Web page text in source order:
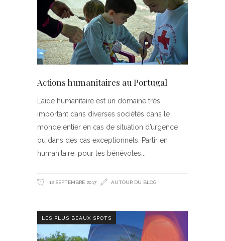
Actions humanitaires au Portugal
L’aide humanitaire est un domaine très
important dans diverses sociétés dans le
monde entier en cas de situation d’urgence
ou dans des cas exceptionnels. Partir en
humanitaire, pour les bénévoles
12 SEPTEMBRE 2017 AUTOUR DU BLOG
LES PLUS BEAUX SPOTS